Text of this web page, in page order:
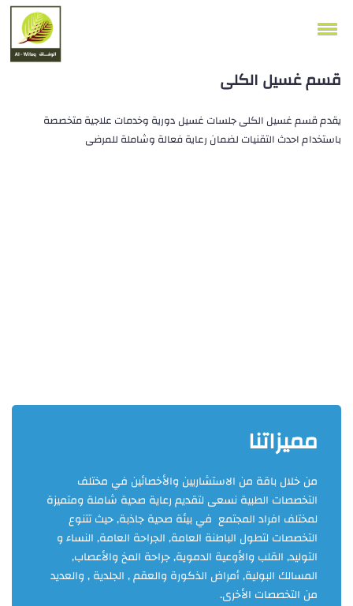
قسم غسيل الكلى
يقدم قسم غسيل الكلى جلسات غسيل دورية وخدمات علاجية متخصصة
باستخدام احدث التقنيات لضمان رعاية فعالة وشاملة للمرضى
مميزاتنا
من خلال باقة من الاستشاريين والأخصائين في مختلف
التخصصات الطبية نسعى لتقديم رعاية صحية شاملة ومتميزة
لمختلف افراد المجتمع في بيئة صحية جاذبة, حيث تتنوع
التخصصات لتطول الباطنة العامة, الجراحة العامة, النساء و
التوليد, القلب والأوعية الدموية, جراحة المخ والأعصاب,
المسالك البولية, أمراض الذكورة والعقم , الجلدية , والعديد
من التخصصات الأخرى.